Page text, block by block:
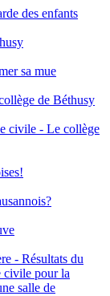
des enfants
sa mue
de Béthusy
civile - Le collège
- Résultats du
civile pour la
salle de